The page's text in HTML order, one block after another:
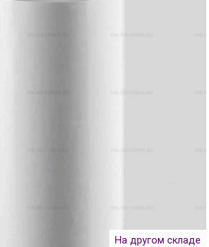
На другом складе